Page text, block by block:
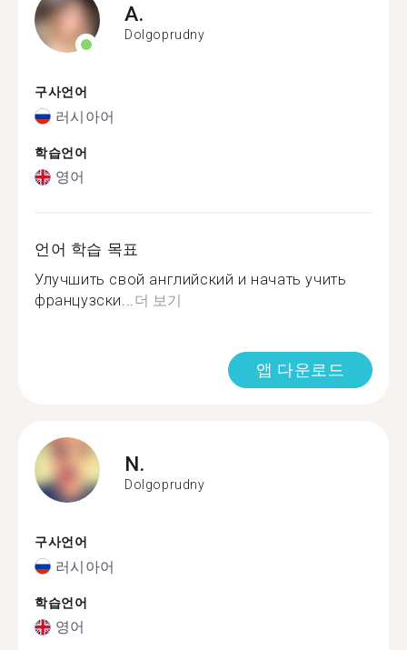
A.
Dolgoprudny
구사언어
러시아어
학습언어
영어
언어 학습 목표
Улучшить свой английский и начать учить
французски...더 보기
앱 다운로드
N.
Dolgoprudny
구사언어
러시아어
학습언어
영어